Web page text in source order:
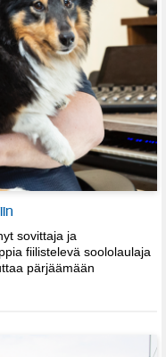
sovittaja ja
fiilistelevä soololaulaja
pärjäämään